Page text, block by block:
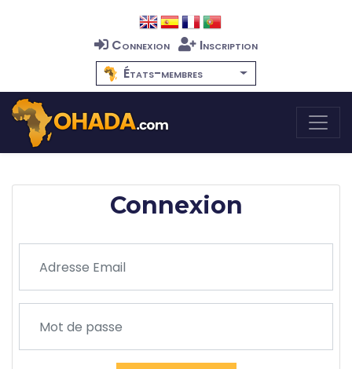
Connexion
Inscription
États-membres
Connexion